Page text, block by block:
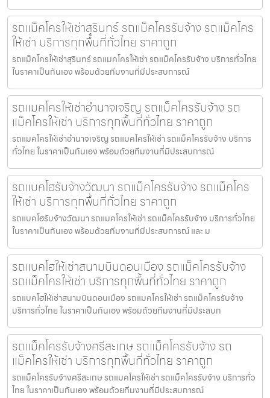
รถแม็คโครให้เช่าสุรินทร์ รถแม็คโครรับจ้าง รถแม็คโคร
ให้เช่า บริการทุกพื้นที่ทั่วไทย ราคาถูก
รถแม็คโครให้เช่าสุรินทร์ รถแมคโครให้เช่า รถแม็คโครรับจ้าง บริการทั่วไทย
ในราคาเป็นกันเอง พร้อมด้วยทีมงานที่มีประสบการณ์
รถแมคโครให้เช่าอำนาจเจริญ รถแม็คโครรับจ้าง รถ
แม็คโครให้เช่า บริการทุกพื้นที่ทั่วไทย ราคาถูก
รถแมคโครให้เช่าอำนาจเจริญ รถแมคโครให้เช่า รถแม็คโครรับจ้าง บริการ
ทั่วไทย ในราคาเป็นกันเอง พร้อมด้วยทีมงานที่มีประสบการณ์
รถแบคโฮรับจ้างวัฒนา รถแม็คโครรับจ้าง รถแม็คโคร
ให้เช่า บริการทุกพื้นที่ทั่วไทย ราคาถูก
รถแบคโฮรับจ้างวัฒนา รถแมคโครให้เช่า รถแม็คโครรับจ้าง บริการทั่วไทย
ในราคาเป็นกันเอง พร้อมด้วยทีมงานที่มีประสบการณ์ และ ม
รถแบคโฮให้เช่าสนามบินดอนเมือง รถแม็คโครรับจ้าง
รถแม็คโครให้เช่า บริการทุกพื้นที่ทั่วไทย ราคาถูก
รถแบคโฮให้เช่าสนามบินดอนเมือง รถแมคโครให้เช่า รถแม็คโครรับจ้าง
บริการทั่วไทย ในราคาเป็นกันเอง พร้อมด้วยทีมงานที่มีประสบก
รถแม็คโครรับจ้างศรีสะเกษ รถแม็คโครรับจ้าง รถ
แม็คโครให้เช่า บริการทุกพื้นที่ทั่วไทย ราคาถูก
รถแม็คโครรับจ้างศรีสะเกษ รถแมคโครให้เช่า รถแม็คโครรับจ้าง บริการทั่ว
ไทย ในราคาเป็นกันเอง พร้อมด้วยทีมงานที่มีประสบการณ์